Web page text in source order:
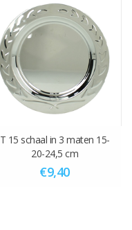
T 15 schaal in 3 maten 15-
20-24,5 cm
€9,40